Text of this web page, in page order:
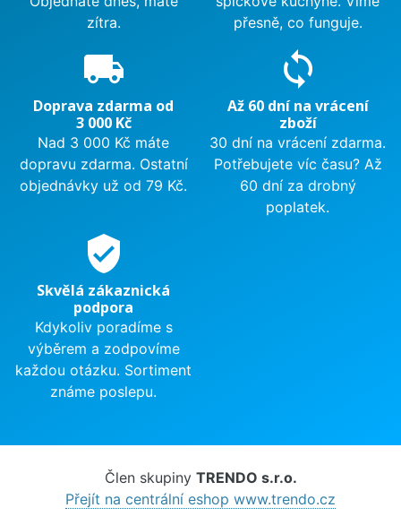
zítra.
přesně, co funguje.
local_shipping
Doprava zdarma od
3 000 Kč
Nad 3 000 Kč máte
dopravu zdarma. Ostatní
objednávky už od 79 Kč.
sync
Až 60 dní na vrácení
zboží
30 dní na vrácení zdarma.
Potřebujete víc času? Až
60 dní za drobný
poplatek.
verified_user
Skvělá zákaznická
podpora
Kdykoliv poradíme s
výběrem a zodpovíme
každou otázku. Sortiment
známe poslepu.
Člen skupiny TRENDO s.r.o.
Přejít na centrální eshop www.trendo.cz